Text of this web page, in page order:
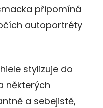
připomíná
autoportréty
stylizuje do
některých
a sebejistě,